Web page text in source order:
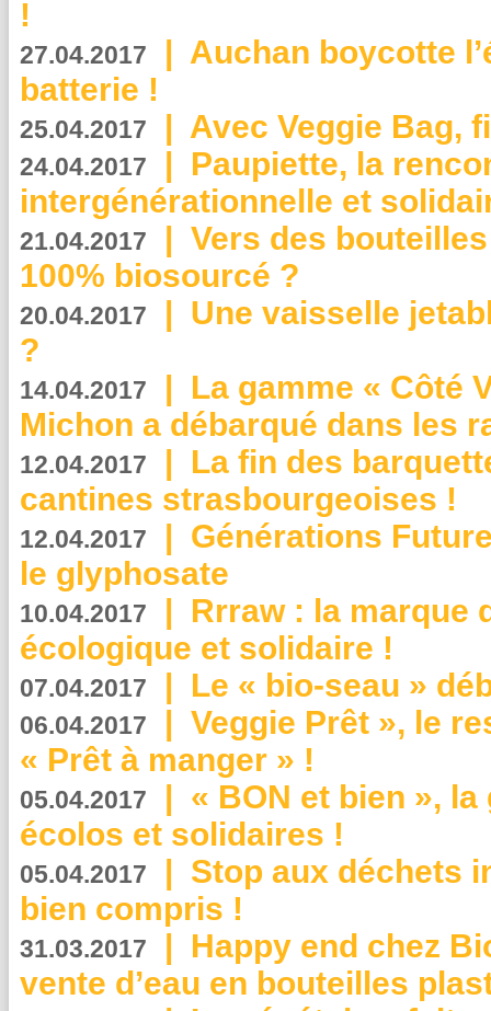
!
27.04.2017 | Auchan boycotte
batterie !
25.04.2017 | Avec Veggie Bag,
24.04.2017 | Paupiette, la
intergénérationnelle et
21.04.2017 | Vers des
100% biosourcé ?
20.04.2017 | Une vaisselle
?
14.04.2017 | La gamme « Côté
Michon a débarqué dans les
12.04.2017 | La fin des
cantines strasbourgeoises !
12.04.2017 | Générations
le glyphosate
10.04.2017 | Rrraw : la marque
écologique et solidaire !
07.04.2017 | Le « bio-seau »
06.04.2017 | Veggie Prêt », le
« Prêt à manger » !
05.04.2017 | « BON et bien »,
écolos et solidaires !
05.04.2017 | Stop aux déchets
bien compris !
31.03.2017 | Happy end chez
vente d’eau en bouteilles